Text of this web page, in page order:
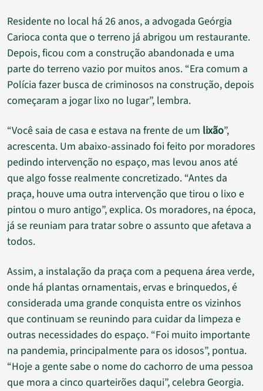
Residente no local há 26 anos, a advogada Geórgia
Carioca conta que o terreno já abrigou um restaurante.
Depois, ficou com a construção abandonada e uma
parte do terreno vazio por muitos anos. “Era comum a
Polícia fazer busca de criminosos na construção, depois
começaram a jogar lixo no lugar”, lembra.
“Você saia de casa e estava na frente de um lixão”,
acrescenta. Um abaixo-assinado foi feito por moradores
pedindo intervenção no espaço, mas levou anos até
que algo fosse realmente concretizado. “Antes da
praça, houve uma outra intervenção que tirou o lixo e
pintou o muro antigo”, explica. Os moradores, na época,
já se reuniam para tratar sobre o assunto que afetava a
todos.
Assim, a instalação da praça com a pequena área verde,
onde há plantas ornamentais, ervas e brinquedos, é
considerada uma grande conquista entre os vizinhos
que continuam se reunindo para cuidar da limpeza e
outras necessidades do espaço. “Foi muito importante
na pandemia, principalmente para os idosos”, pontua.
“Hoje a gente sabe o nome do cachorro de uma pessoa
que mora a cinco quarteirões daqui”, celebra Georgia.